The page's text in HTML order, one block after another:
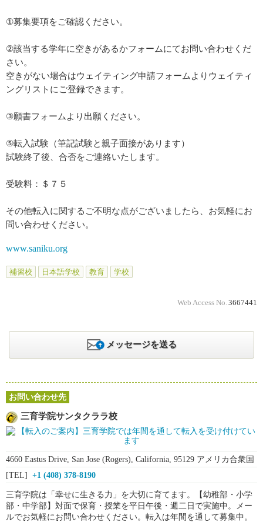
①募集要項をご確認ください。
②該当する学年に空きがあるかフォームにてお問い合わせくだ
さい。
空きがない場合はウェイティング申請フォームよりウェイティ
ングリストにご登録できます。
③願書フォームより出願ください。
⑤転入試験（筆記試験と親子面接があります）
試験終了後、合否をご連絡いたします。
受験料：＄７５
その他転入に関するご不明な点がございましたら、お気軽にお
問い合わせください。
www.saniku.org
補習校 日本語学校 教育 学校
Web Access No. 3667441
メッセージを送る
お問い合わせ先
三育学院サンタクララ校
4660 Eastus Drive, San Jose (Rogers), California, 95129 アメリカ合衆国
[TEL] +1 (408) 378-8190
三育学院は「幸せに生きる力」を大切に育てます。【幼稚部・小学
部・中学部】対面で保育・授業を平日午後・週二日で実施中。メー
ルでお気軽にお問い合わせください。転入は年間を通して募集中。